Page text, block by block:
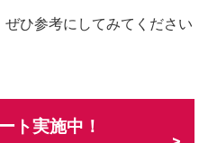
ひ参考にしてみてください
ト実施中！